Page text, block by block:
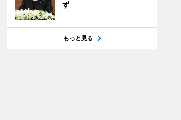
ず
もっと見る